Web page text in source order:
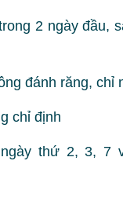
2 ngày đầu,
đánh răng, chỉ
chỉ định
thứ 2, 3, 7